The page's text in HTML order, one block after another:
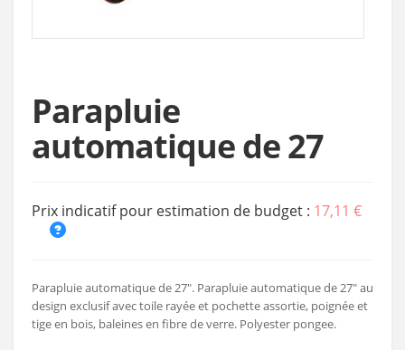
Parapluie
automatique de 27
Prix indicatif pour estimation de budget : 17,11 €
Parapluie automatique de 27". Parapluie automatique de 27" au
design exclusif avec toile rayée et pochette assortie, poignée et
tige en bois, baleines en fibre de verre. Polyester pongee.